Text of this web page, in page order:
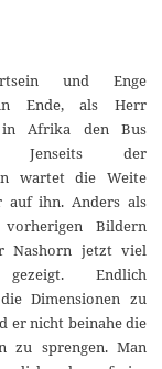
und Enge
Ende, als Herr
in Afrika den Bus
Jenseits der
wartet die Weite
auf ihn. Anders als
Bildern
Nashorn jetzt viel
Endlich
Dimensionen zu
er nicht beinahe die
zu sprengen. Man